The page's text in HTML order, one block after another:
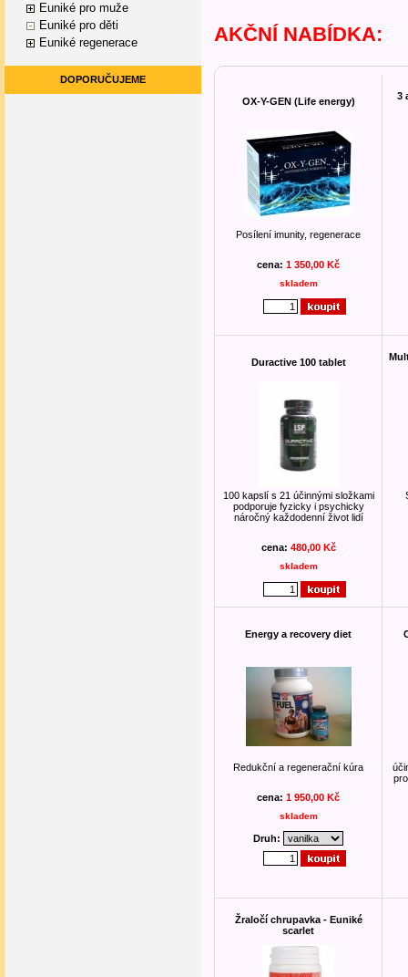
Euniké pro muže
Euniké pro děti
Euniké regenerace
DOPORUČUJEME
AKČNÍ NABÍDKA:
OX-Y-GEN (Life energy)
Posílení imunity, regenerace
cena: 1 350,00 Kč
skladem
3
Duractive 100 tablet
100 kapslí s 21 účinnými složkami
podporuje fyzicky i psychicky
náročný každodenní život lidí
cena: 480,00 Kč
skladem
Energy a recovery diet
Redukční a regenerační kúra
cena: 1 950,00 Kč
skladem
Druh:
Žraločí chrupavka - Euniké
scarlet